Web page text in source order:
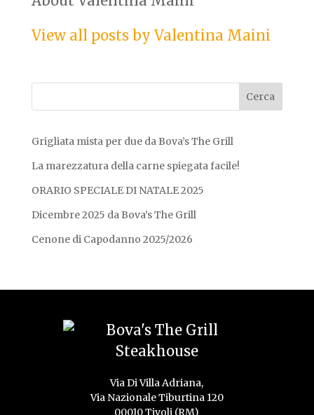
View all posts by Valentina Maini
Grigliata mista per due da Bova’s The Grill
La marezzatura della carne spiegata facile!
ORARIO SPECIALE DI NATALE 2025
Dicembre 2025 da Bova’s The Grill
Cenone di Capodanno 2025/2026
Via Di Villa Adriana,
Via Nazionale Tiburtina 120
00010 Tivoli (RM)